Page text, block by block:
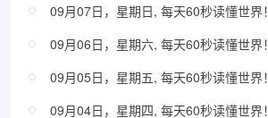
09月07日，星期日, 每天60秒读懂世界！
09月06日，星期六, 每天60秒读懂世界！
09月05日，星期五, 每天60秒读懂世界！
09月04日，星期四, 每天60秒读懂世界！